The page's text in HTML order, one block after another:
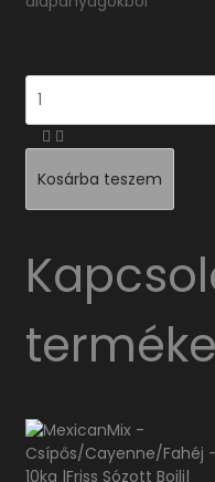
Mennyiség
Kosárba teszem